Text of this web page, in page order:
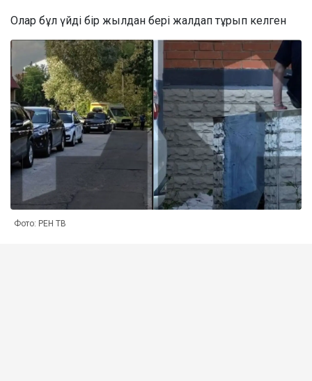
Олар бұл үйді бір жылдан бері жалдап тұрып келген
Фото: РЕН ТВ